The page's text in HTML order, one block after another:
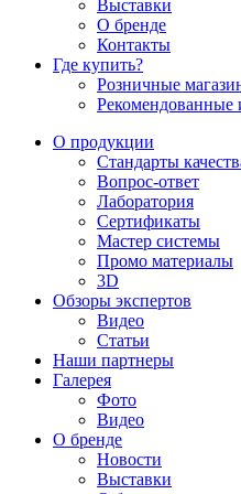
Выставки
О бренде
Контакты
Где купить?
Розничные
Рекомендованные
О продукции
Стандарты
Вопрос-ответ
Лаборатория
Сертификаты
Мастер системы
Промо материалы
3D
Обзоры экспертов
Видео
Статьи
Наши партнеры
Галерея
Фото
Видео
О бренде
Новости
Выставки